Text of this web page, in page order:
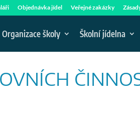
Objednávka jídel Veřejné zakázky
Organizace školy Školní jídelna